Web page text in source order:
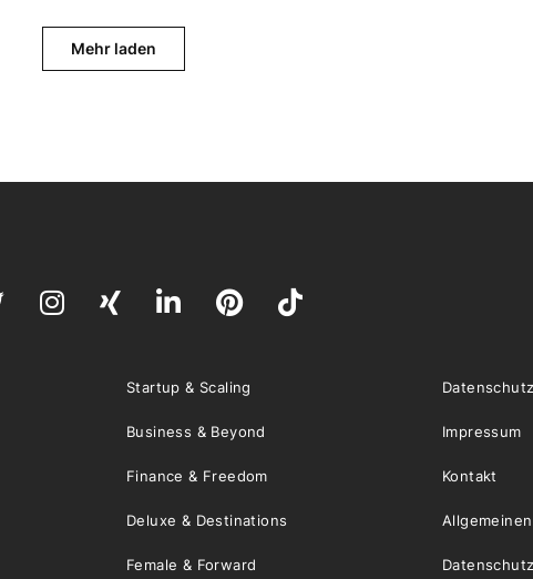
Mehr laden
Startup & Scaling
Business & Beyond
Finance & Freedom
Deluxe & Destinations
Female & Forward
Datenschutz
Impressum
Kontakt